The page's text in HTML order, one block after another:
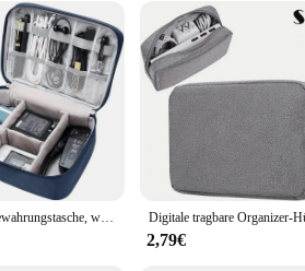
ensures long-lasting use and easy maintenance
solution designed to help you declutter and
longevity. Whether you're looking to store
for easy customization to fit your
Its lightweight yet sturdy construction
but also an excellent choice for
disassembly, making it a convenient option
Kabel-Aufbewahrungstasche, wasserdicht, digital, elektronisch, Organizer, tragbar, USB, Datenleitung, Ladegerät, Stecker, Aufbewahrungstasche, Reise-Kabel-Organizer
2,79€